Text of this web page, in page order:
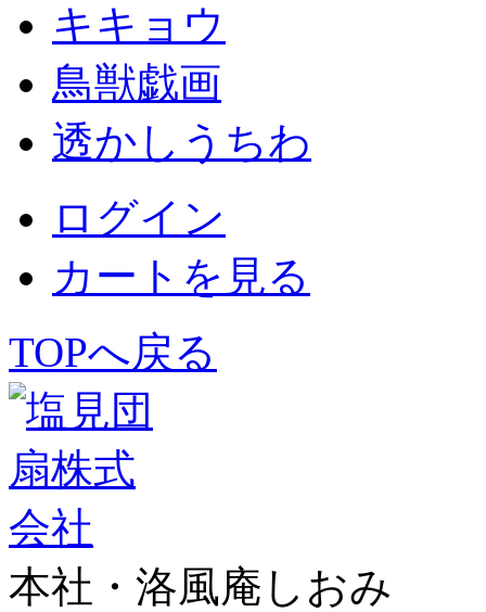
キキョウ
鳥獣戯画
透かしうちわ
ログイン
カートを見る
TOPへ戻る
本社・洛風庵しおみ